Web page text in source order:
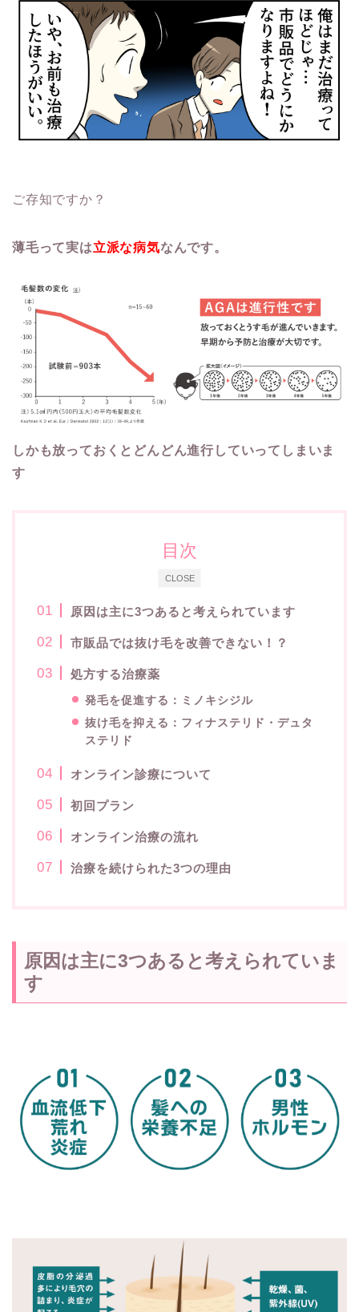
ご存知ですか？
薄毛って実は立派な病気なんです。
しかも放っておくとどんどん進行していってしまいま
す
CLOSE
目次
原因は主に3つあると考えられています
市販品では抜け毛を改善できない！？
処方する治療薬
発毛を促進する：ミノキシジル
抜け毛を抑える：フィナステリド・デュタ
ステリド
オンライン診療について
初回プラン
オンライン治療の流れ
治療を続けられた3つの理由
原因は主に3つあると考えられていま
す